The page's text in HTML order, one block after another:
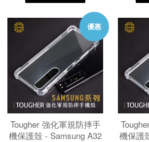
優惠
Tougher 強化軍規防摔手
機保護殼 - Samsung A32
機保護